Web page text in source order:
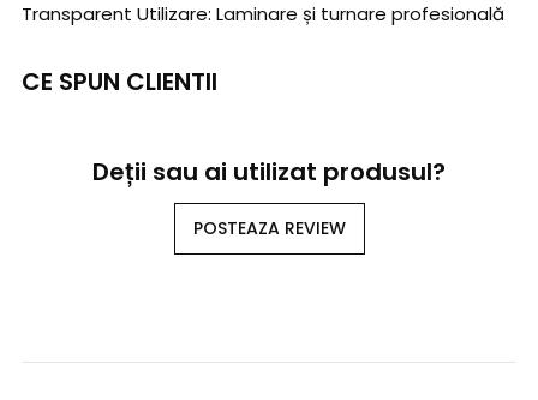
Transparent Utilizare: Laminare și turnare profesională
CE SPUN CLIENTII
Deții sau ai utilizat produsul?
POSTEAZA REVIEW